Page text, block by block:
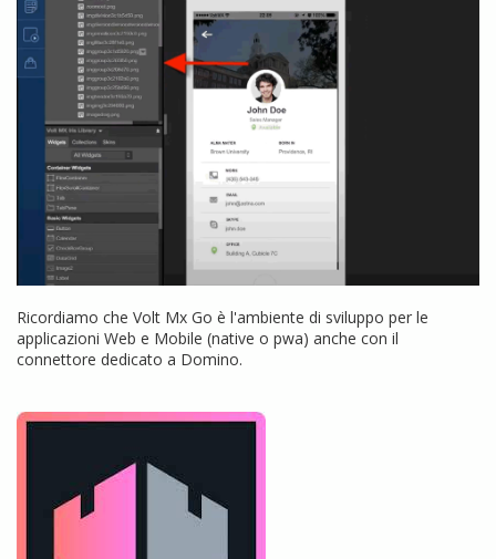
Ricordiamo che Volt Mx Go è l'ambiente di sviluppo per le
applicazioni Web e Mobile (native o pwa) anche con il
connettore dedicato a Domino.